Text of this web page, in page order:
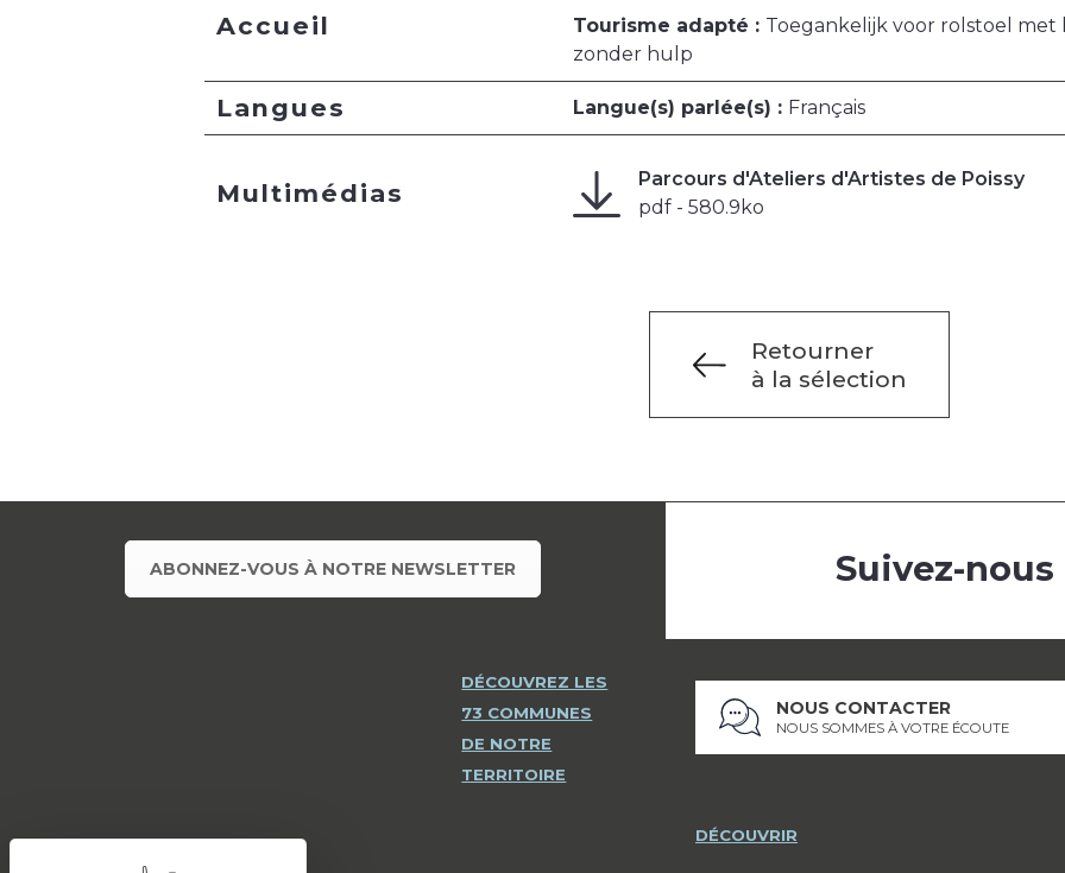
Accueil Tourisme adapté : Toegankelijk voor rolstoel met
zonder hulp
Langues Langue(s) parlée(s) : Français
Multimédias
Parcours d'Ateliers d'Artistes de Poissy
pdf - 580.9ko
Retourner
à la sélection
ABONNEZ-VOUS À NOTRE NEWSLETTER
DÉCOUVREZ LES
73 COMMUNES
DE NOTRE
TERRITOIRE
Suivez-nous
NOUS CONTACTER
NOUS SOMMES À VOTRE ÉCOUTE
DÉCOUVRIR